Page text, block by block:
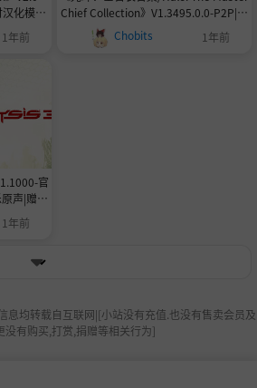
化模组
1年前
Chief Collection》V1.3495.0.0-P2P|包
含光环1234.ODST.致远星全6部|-官中
简体|支持键鼠.手柄|赠多项修改器|容量
Chobits 1年前
官
声|赠多
关档|赠
1年前
息均转载自互联网|[小站没有充值.也没有售卖会员及
没有购买,打赏,捐赠等相关行为]